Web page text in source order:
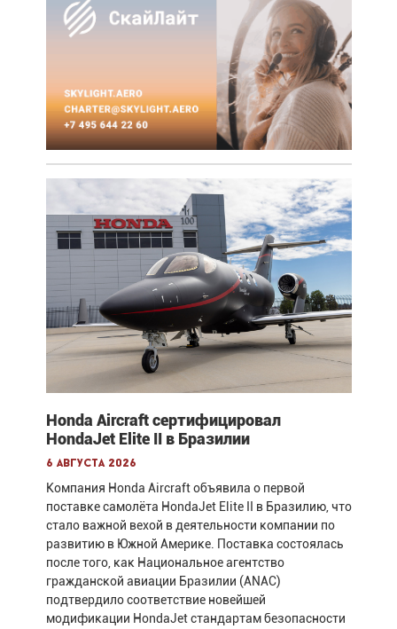
Honda Aircraft сертифицировал
HondaJet Elite II в Бразилии
6 августа 2026
Компания Honda Aircraft объявила о первой
поставке самолёта HondaJet Elite II в Бразилию, что
стало важной вехой в деятельности компании по
развитию в Южной Америке. Поставка состоялась
после того, как Национальное агентство
гражданской авиации Бразилии (ANAC)
подтвердило соответствие новейшей
модификации HondaJet стандартам безопасности